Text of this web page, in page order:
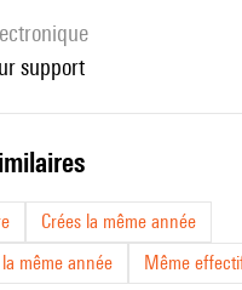
support
Crées la même année
la même année
Même